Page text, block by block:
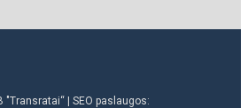
| SEO paslaugos: